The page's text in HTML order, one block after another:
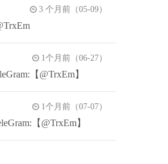
3 个月前（05-09）
1个月前（06-27）
【@TrxEm】
1个月前（07-07）
【@TrxEm】